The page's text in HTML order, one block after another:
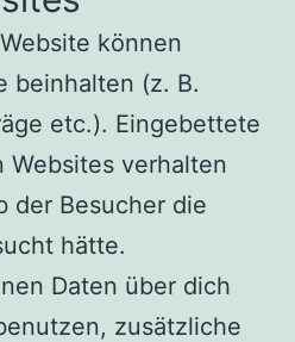
können
beinhalten (z. B.
etc.). Eingebettete
Websites verhalten
der Besucher die
hätte.
Daten über dich
zusätzliche